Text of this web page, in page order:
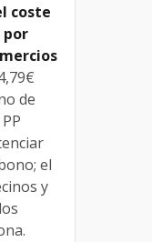
coste
por
de
el
y